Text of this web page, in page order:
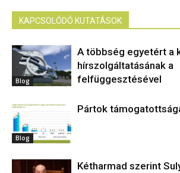
KAPCSOLÓDÓ KUTATÁSOK
Blog
A többség egyetért a
hírszolgáltatásának a
felfüggesztésével
Blog
Pártok
Kétharmad szerint